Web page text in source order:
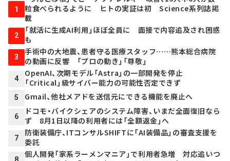
1
粒食べられるように ヒトの実証は初 Science系列誌掲
載
2
「就活に生成AI利用」ほぼ全員に 面接で内容追及され困惑
も
3
手術中の大地震、患者守る医療スタッフ……熊本総合病院
の動画に反響 「プロの動き」「尊敬」
4
OpenAI、次期モデル「Astra」の一部開発を停止
「Critical」級サイバー能力の可能性否定できず
5 Gmail、他社メアドを送信元にできる機能を廃止へ
6
ドコモ・バイクシェアのシステム障害、いまだ全面復旧なら
ず 8月1日以降の利用者には「全額返金」へ
7
防衛装備庁、ITコンサルSHIFTに「AI装備品」の審査支援を
委託
個人開発「家系ラーメンマニア」で利用者急増 対応追いつ